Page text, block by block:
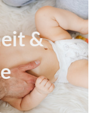
&